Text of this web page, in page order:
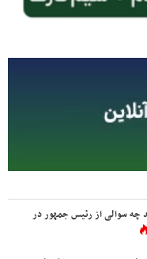
چه سوالی از رئیس جمهور در